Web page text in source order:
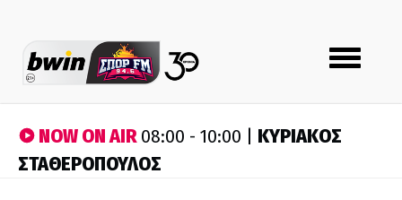
Toggle
navigation
NOW ON AIR08:00 - 10:00 | ΚΥΡΙΑΚΟΣ
ΣΤΑΘΕΡΟΠΟΥΛΟΣ